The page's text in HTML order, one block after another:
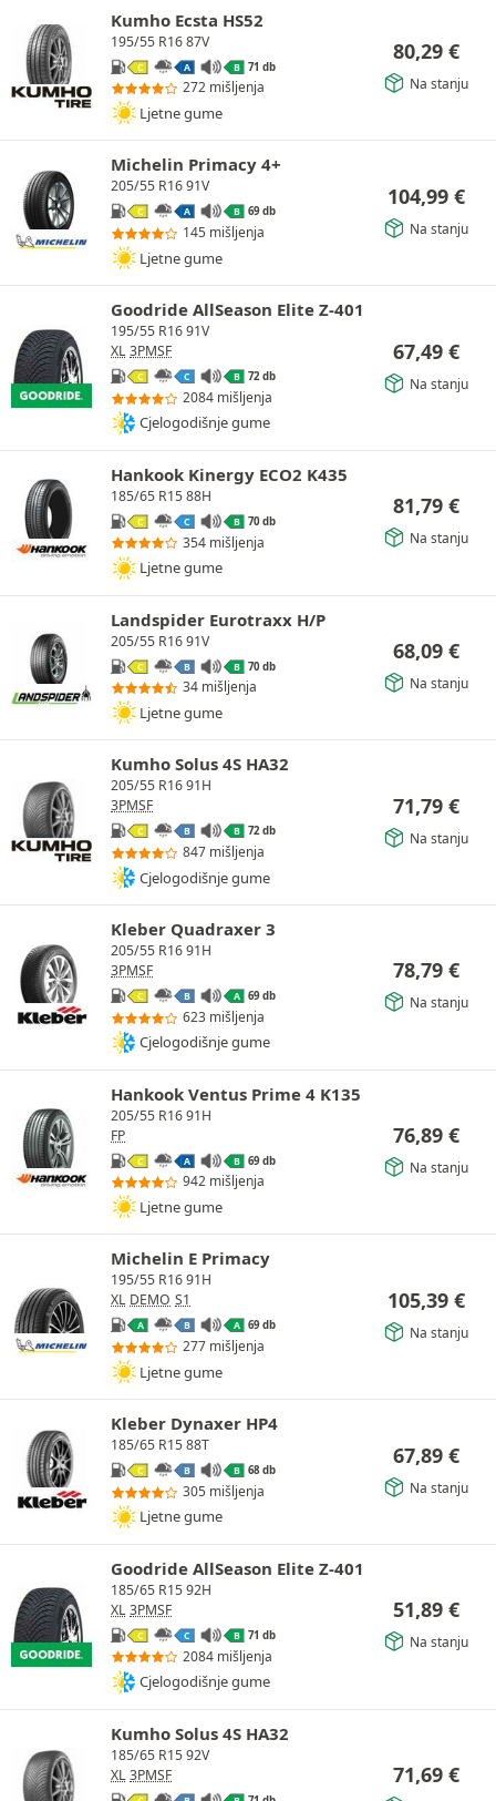
Kumho Ecsta HS52
195/55 R16 87V
C A B 71 db
272 mišljenja
Ljetne gume
80,29 €
Na stanju
Michelin Primacy 4+
205/55 R16 91V
C A B 69 db
145 mišljenja
Ljetne gume
104,99 €
Na stanju
Goodride AllSeason Elite Z-401
195/55 R16 91V
XL 3PMSF
C C B 72 db
2084 mišljenja
Cjelogodišnje gume
67,49 €
Na stanju
Hankook Kinergy ECO2 K435
185/65 R15 88H
C C B 70 db
354 mišljenja
Ljetne gume
81,79 €
Na stanju
Landspider Eurotraxx H/P
205/55 R16 91V
C B B 70 db
34 mišljenja
Ljetne gume
68,09 €
Na stanju
Kumho Solus 4S HA32
205/55 R16 91H
3PMSF
C B B 72 db
847 mišljenja
Cjelogodišnje gume
71,79 €
Na stanju
Kleber Quadraxer 3
205/55 R16 91H
3PMSF
C B A 69 db
623 mišljenja
Cjelogodišnje gume
78,79 €
Na stanju
Hankook Ventus Prime 4 K135
205/55 R16 91H
FP
C A B 69 db
942 mišljenja
Ljetne gume
76,89 €
Na stanju
Michelin E Primacy
195/55 R16 91H
XL DEMO S1
A B A 69 db
277 mišljenja
Ljetne gume
105,39 €
Na stanju
Kleber Dynaxer HP4
185/65 R15 88T
C B B 68 db
305 mišljenja
Ljetne gume
67,89 €
Na stanju
Goodride AllSeason Elite Z-401
185/65 R15 92H
XL 3PMSF
C C B 71 db
2084 mišljenja
Cjelogodišnje gume
51,89 €
Na stanju
Kumho Solus 4S HA32
185/65 R15 92V
XL 3PMSF 71,69 €